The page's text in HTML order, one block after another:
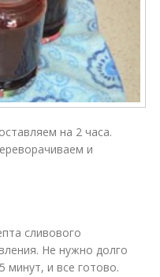
на 2 часа.
и
сливового
Не нужно долго
минут, и все готово.